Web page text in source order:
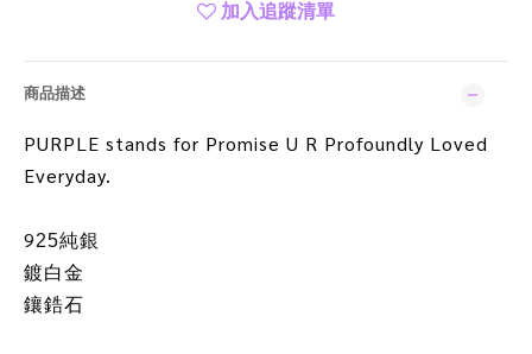
加入追蹤清單
商品描述
PURPLE stands for Promise U R Profoundly Loved
Everyday.
925純銀
鍍白金
鑲鋯石